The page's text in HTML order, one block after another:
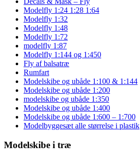
Modelfly 1:24 1:28 1:64
Modelfly 1:32
Modelfly 1:48
Modelfly 1:72
modelfly 1:87
Modelfly 1:144 og 1:450
Fly af balsatræ
Rumfart
Modelskibe og ubåde 1:100 & 1:144
Modelskibe og ubåde 1:200
modelskibe og ubåde 1:350
Modelskibe og ubåde 1:400
Modelskibe og ubåde 1:600 – 1:700
Modelbyggesæt alle størrelse i plastik
Modelskibe i træ